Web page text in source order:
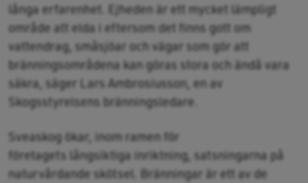
långa erfarenhet. Ejheden är ett mycket lämpligt
område att elda i eftersom det finns gott om
vattendrag, småsjöar och vägar som gör att
bränningsområdena kan göras stora och ändå vara
säkra, säger Lars Ambrosiusson, en av
Skogsstyrelsens bränningsledare.
Sveaskog ökar, inom ramen för
företagets långsiktiga inriktning, satsningarna på
naturvårdande skötsel. Bränningar är ett av de